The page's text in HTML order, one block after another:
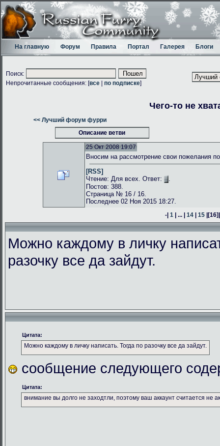
На главную Форум Правила Портал Галерея Блоги
Поиск:
Непрочитанные сообщения: [все по подписке]
Чего-то не
<< Лучший форум фурри
Описание ветви
25 Окт 2008 19:07
Вносим на рассмотрение свои пожелания
[RSS]
Чтение: Для всех. Ответ:
.
Постов: 388.
Страница № 16 / 16.
Последнее 02 Ноя 2015 18:27.
-| 1 | ... | 14 | 15 |[16]
Можно каждому в личку
разочку все да зайдут.
Цитата:
Можно каждому в личку написать. Тогда по разочку все да зайдут.
сообщение следующего
Цитата:
внимание вы долго не заходтли, поэтому ваш аккаунт считается не